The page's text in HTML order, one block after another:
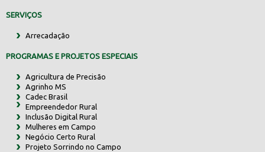
SERVIÇOS
Arrecadação
PROGRAMAS E PROJETOS ESPECIAIS
Agricultura de Precisão
Agrinho MS
Cadec Brasil
Empreendedor Rural
Inclusão Digital Rural
Mulheres em Campo
Negócio Certo Rural
Projeto Sorrindo no Campo